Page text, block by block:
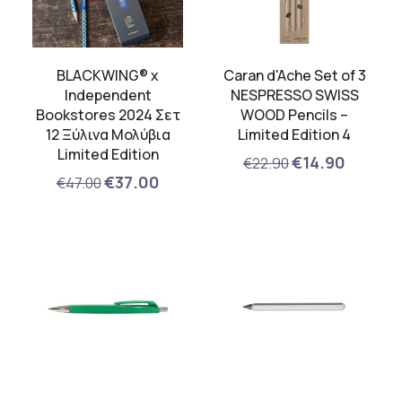
BLACKWING® x
Independent
Bookstores 2024 Σετ
12 Ξύλινα Μολύβια
Limited Edition
€47.00€37.00
Caran d'Ache Set of 3
NESPRESSO SWISS
WOOD Pencils –
Limited Edition 4
€22.90€14.90